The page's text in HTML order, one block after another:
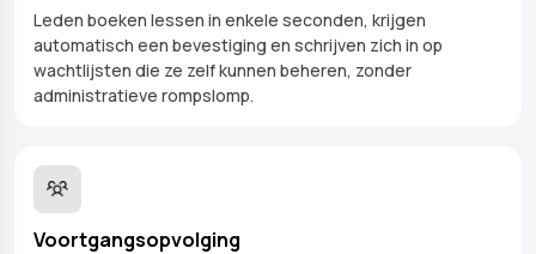
Leden boeken lessen in enkele seconden, krijgen
automatisch een bevestiging en schrijven zich in op
wachtlijsten die ze zelf kunnen beheren, zonder
administratieve rompslomp.
Voortgangsopvolging